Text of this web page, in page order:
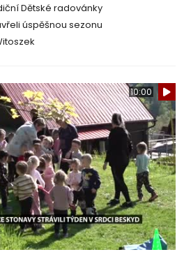
Dětské radovánky
úspěšnou sezonu
10:00